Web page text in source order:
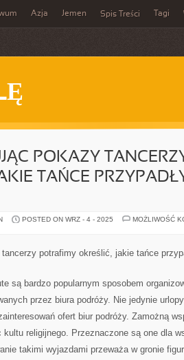
Azja Jemen Spis Treści Tagi
POKAZY
TAŃCE
POSTED ON WRZ - 4 - 2025
MOŻLIWOŚĆ
potrafimy określić, jakie tańce
są bardzo popularnym sposobem
przez biura podróży. Nie jedynie
ofert biur podróży. Zamożną
religijnego. Przeznaczone są one dla
takimi wyjazdami przeważa w gronie